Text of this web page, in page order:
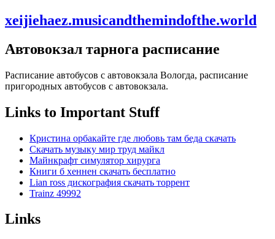
xeijiehaez.musicandthemindofthe.world
Автовокзал тарнога расписание
Расписание автобусов с автовокзала Вологда, расписание
пригородных автобусов с автовокзала.
Links to Important Stuff
Кристина орбакайте где любовь там беда скачать
Скачать музыку мир труд майкл
Майнкрафт симулятор хирурга
Книги б хеннен скачать бесплатно
Lian ross дискография скачать торрент
Trainz 49992
Links